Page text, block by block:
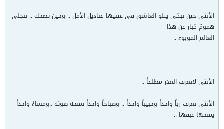
الأنثى حين تبكي يتلو العاشق في عينيها قناديل الأمل .. وحين تضحك .. تنجلي
همومٌ كبار عن هذا
العالم الموبوء ..
الأنثى لاتعرف الغدر مطلقاً ..
الأنثى تعرف رباُ واحداً وحبيباً واحداً .. وصباحاً واحداً تمنحه ضوئه ..ومساءً واحداً
يمنحها عبقها ..